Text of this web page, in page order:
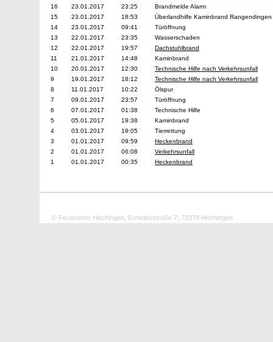
16
23.01.2017 23:25
Brandmelde Alarm
15
23.01.2017 18:53
Überlandhilfe Kaminbrand Rangendingen
14
23.01.2017 09:41
Türöffnung
13
22.01.2017 23:35
Wasserschaden
12
22.01.2017 19:57
Dachstuhlbrand
11
21.01.2017 14:48
Kaminbrand
10
20.01.2017 12:30
Technische Hilfe nach Verkehrsunfall
9
19.01.2017 18:12
Technische Hilfe nach Verkehrsunfall
8
11.01.2017 10:22
Ölspur
7
09.01.2017 23:57
Türöffnung
6
07.01.2017 01:38
Technische Hilfe
5
05.01.2017 19:38
Kaminbrand
4
03.01.2017 19:05
Tierrettung
3
01.01.2017 09:59
Heckenbrand
2
01.01.2017 06:08
Verkehrsunfall
1
01.01.2017 00:35 Heckenbrand
© Feuerwehr Hechingen, Ermelesstraße 7, 72379 Hechingen